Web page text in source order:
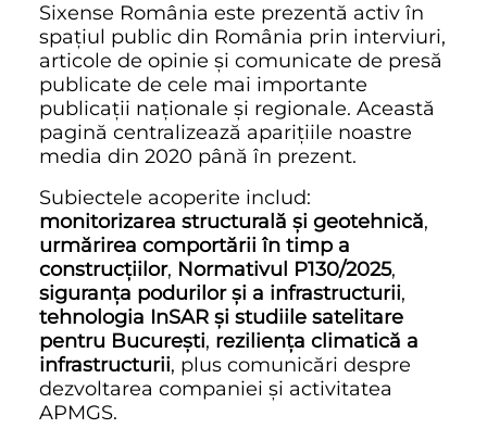
Sixense România este prezentă activ în
spațiul public din România prin interviuri,
articole de opinie și comunicate de presă
publicate de cele mai importante
publicații naționale și regionale. Această
pagină centralizează aparițiile noastre
media din 2020 până în prezent.
Subiectele acoperite includ:
monitorizarea structurală și geotehnică,
urmărirea comportării în timp a
construcțiilor, Normativul P130/2025,
siguranța podurilor și a infrastructurii,
tehnologia InSAR și studiile satelitare
pentru București, reziliența climatică a
infrastructurii, plus comunicări despre
dezvoltarea companiei și activitatea
APMGS.